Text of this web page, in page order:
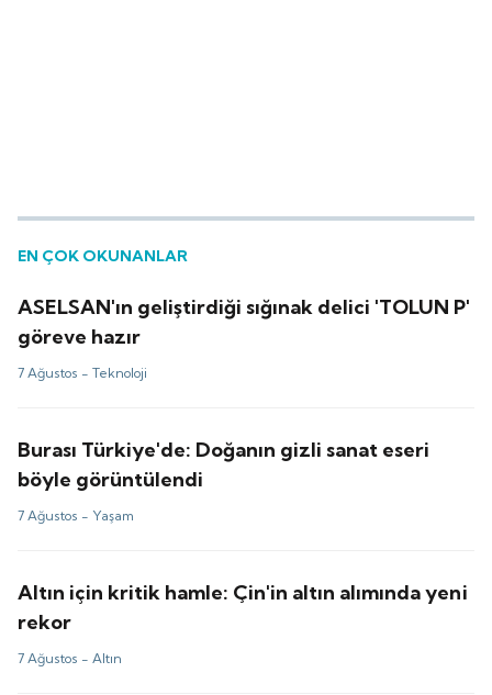
EN ÇOK OKUNANLAR
ASELSAN'ın geliştirdiği sığınak delici 'TOLUN P'
göreve hazır
7 Ağustos -Teknoloji
Burası Türkiye'de: Doğanın gizli sanat eseri
böyle görüntülendi
7 Ağustos - Yaşam
Altın için kritik hamle: Çin'in altın alımında yeni
rekor
7 Ağustos -Altın